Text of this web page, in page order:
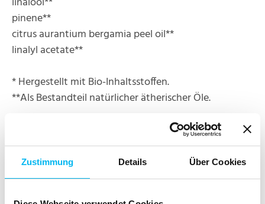
Zustimmung Details Über Cookies
pinene**
citrus aurantium bergamia peel oil**
linalyl acetate**
* Hergestellt mit Bio-Inhaltsstoffen.
**Als Bestandteil natürlicher ätherischer Öle.
Weiterführende Informationen zur INCI finden Sie
unter www.haut.de/service/inci
pH-Wert: 9,4 – 10,2